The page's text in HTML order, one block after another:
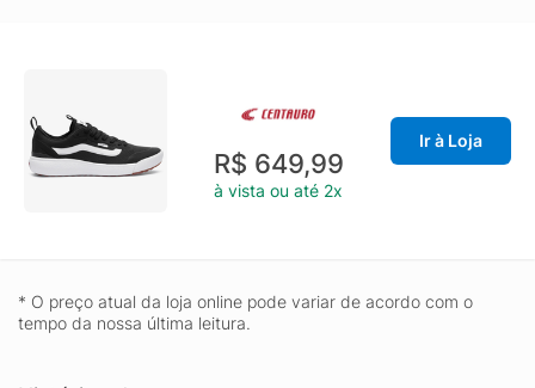
R$ 649,99
à vista ou até 2x
Ir à Loja
* O preço atual da loja online pode variar de acordo com o
tempo da nossa última leitura.